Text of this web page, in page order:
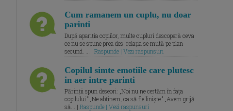
Cum ramanem un cuplu, nu doar
parinti
După apariția copiilor, multe cupluri descoperă ceva
ce nu se spune prea des: relația se mută pe plan
secund. ... | Raspunde | Vezi raspunsuri
Copilul simte emotiile care plutesc
in aer intre parinti
Părinții spun deseori: „Noi nu ne certăm în fața
copilului.” „Ne abținem, ca să fie liniște.” „Avem grijă
să... | Raspunde | Vezi raspunsuri